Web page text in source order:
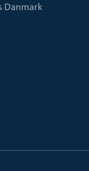
Danmark